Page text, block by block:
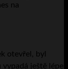
na